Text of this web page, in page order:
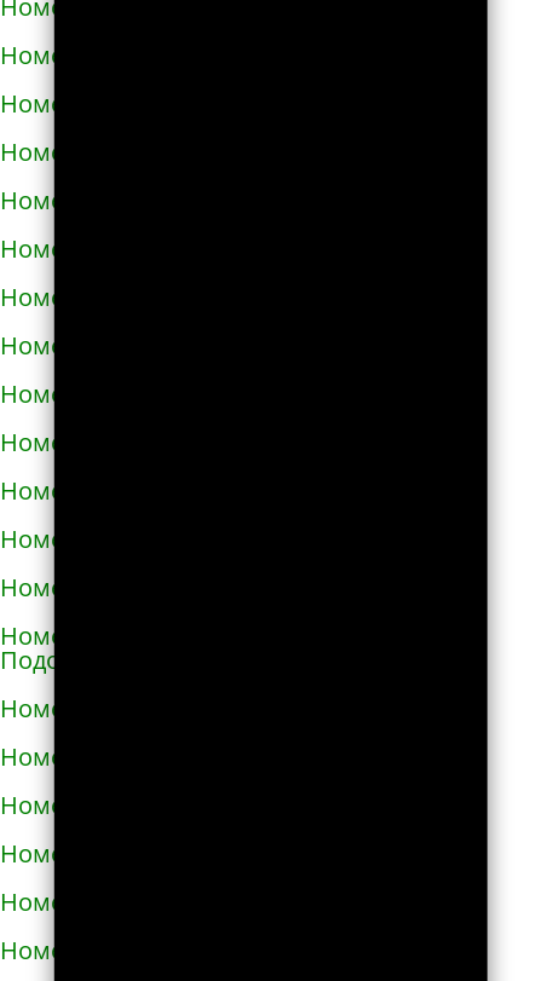
Номера телефонов такси в Лозовой
Номера телефонов такси в Лохвице
Номера телефонов такси в Лубнах
Номера телефонов такси в Луцке
Номера телефонов такси во Львове
Номера телефонов такси в Люботине
Номера телефонов такси в Малой Виске
Номера телефонов такси в Малине
Номера телефонов такси в Марганце
Номера телефонов такси в Мелитополе
Номера телефонов такси в Мене
Номера телефонов такси в Миргороде
Номера телефонов такси в Мироновке
Номера телефонов такси в Могилёве-
Подольском
Номера телефонов такси в Мукачево
Номера телефонов такси в Надворной
Номера телефонов такси в Нежине
Номера телефонов такси в Немирове
Номера телефонов такси в Нетешине
Номера телефонов такси в Никополе